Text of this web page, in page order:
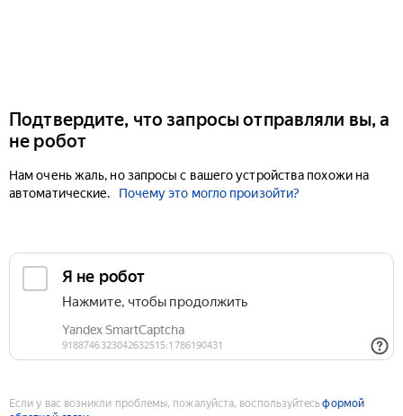
Подтвердите, что запросы отправляли вы, а
не робот
Нам очень жаль, но запросы с вашего устройства похожи на
автоматические.
Почему это могло произойти?
Если у вас возникли проблемы, пожалуйста, воспользуйтесьформой